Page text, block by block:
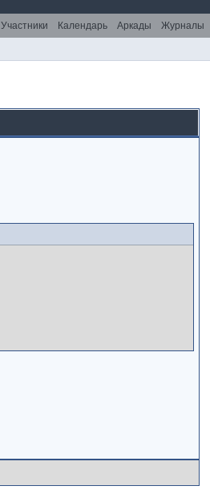
Участники Календарь Аркады Журналы